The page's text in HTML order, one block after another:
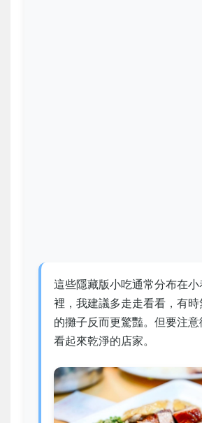
這些隱藏版小吃通常分布在
裡，我建議多走走看看，有
的攤子反而更驚豔。但要注
看起來乾淨的店家。